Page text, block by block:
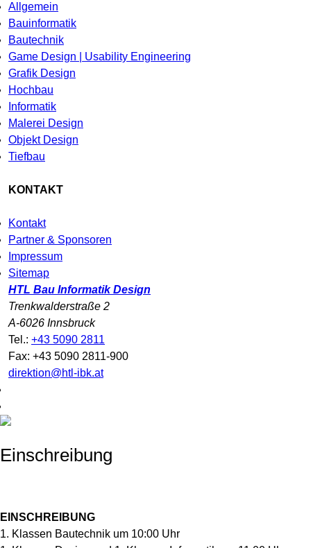
Allgemein
Bauinformatik
Bautechnik
Game Design | Usability Engineering
Grafik Design
Hochbau
Informatik
Malerei Design
Objekt Design
Tiefbau
KONTAKT
Kontakt
Partner & Sponsoren
Impressum
Sitemap
HTL Bau Informatik Design
Trenkwalderstraße 2
A-6026 Innsbruck
Tel.: +43 5090 2811
Fax: +43 5090 2811-900
direktion@htl-ibk.at
Einschreibung
EINSCHREIBUNG
1. Klassen Bautechnik um 10:00 Uhr